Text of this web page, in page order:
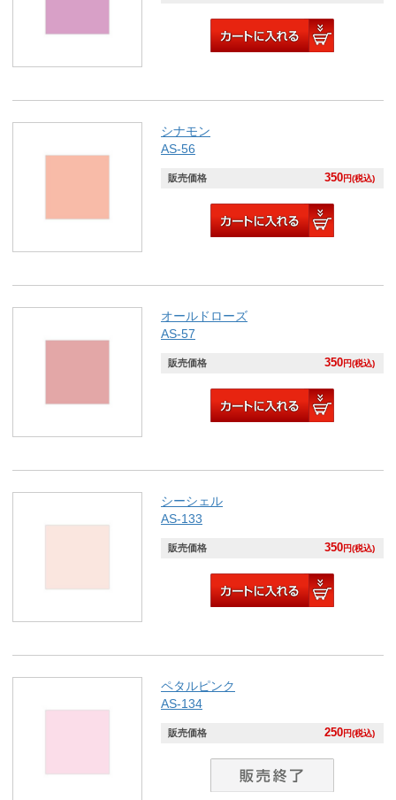
シナモン
AS-56
販売価格 350円(税込)
オールドローズ
AS-57
販売価格 350円(税込)
シーシェル
AS-133
販売価格 350円(税込)
ペタルピンク
AS-134
販売価格 250円(税込)